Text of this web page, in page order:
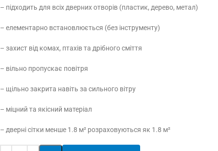
– підходить для всіх дверних отворів (пластик, дерево, метал)
– елементарно встановлюється (без інструменту)
– захист від комах, птахів та дрібного сміття
– вільно пропускає повітря
– щільно закрита навіть за сильного вітру
– міцний та якісний матеріал
– дверні сітки менше 1.8 м² розраховуються як 1.8 м²